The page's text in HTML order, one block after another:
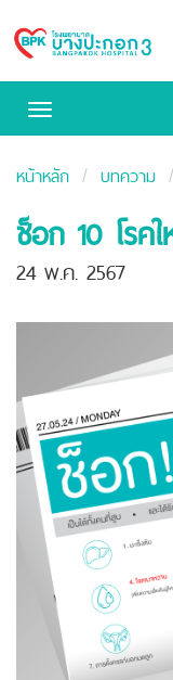
Bangpakok
Toggle
หน้าหลัก บทความ
ช็อก 10 โรค
24 พ.ค. 2567